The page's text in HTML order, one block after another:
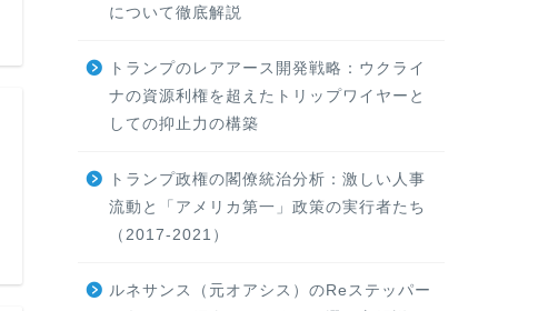
について徹底解説
トランプのレアアース開発戦略：ウクライ
ナの資源利権を超えたトリップワイヤーと
しての抑止力の構築
トランプ政権の閣僚統治分析：激しい人事
流動と「アメリカ第一」政策の実行者たち
（2017-2021）
ルネサンス（元オアシス）のReステッパー